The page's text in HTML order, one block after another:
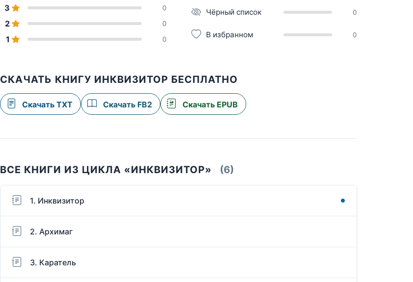
3 0
2 0
1 0
Чёрный список 0
В избранном 0
СКАЧАТЬ КНИГУ ИНКВИЗИТОР БЕСПЛАТНО
Скачать TXT Скачать FB2 Скачать EPUB
ВСЕ КНИГИ ИЗ ЦИКЛА «ИНКВИЗИТОР» (6)
1. Инквизитор
2. Архимаг
3. Каратель